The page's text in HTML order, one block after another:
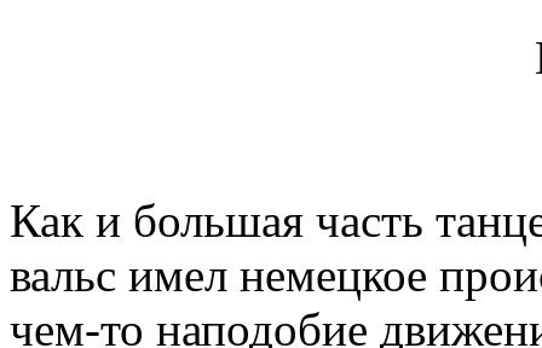
Как и большая часть
вальс имел немецкое
чем-то наподобие